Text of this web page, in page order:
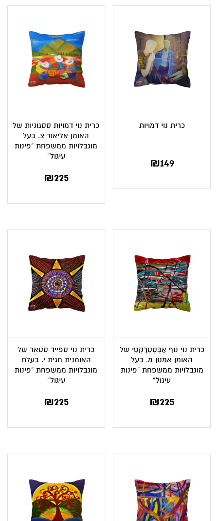
כרית נוי דמויות
₪149
כרית נוי דמויות ססגוניות של
האומן אליאור צ. בעל
מוגבלויות ממשפחת “פינות
עיגול”
₪225
כרית נוי נוף אַבְּסְטְרָקְטִי של
האומן אמנון מ. בעל
מוגבלויות ממשפחת “פינות
עיגול”
₪225
כרית נוי ספייד סטאר של
האומנית חגית י. בעלת
מוגבלויות ממשפחת “פינות
עיגול”
₪225